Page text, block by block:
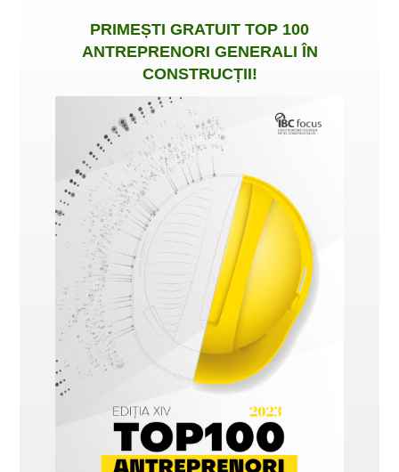
PRIMEȘTI GRATUIT TOP 100
ANTREPRENORI GENERALI ÎN
CONSTRUCȚII!